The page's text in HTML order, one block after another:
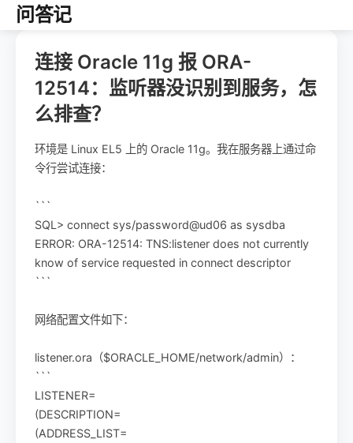
问答记
连接 Oracle 11g 报 ORA-
12514：监听器没识别到服务，怎
么排查？
环境是 Linux EL5 上的 Oracle 11g。我在服务器上通过命
令行尝试连接：
```
SQL> connect sys/password@ud06 as sysdba
ERROR: ORA-12514: TNS:listener does not currently
know of service requested in connect descriptor
```
网络配置文件如下：
listener.ora（$ORACLE_HOME/network/admin）：
```
LISTENER=
(DESCRIPTION=
(ADDRESS_LIST=